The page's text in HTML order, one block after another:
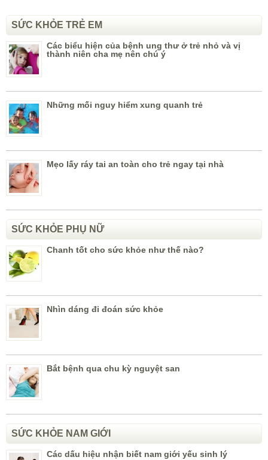
SỨC KHỎE TRẺ EM
Các biểu hiện của bệnh ung thư ở trẻ nhỏ và vị
thành niên cha mẹ nên chú ý
Những mối nguy hiểm xung quanh trẻ
Mẹo lấy ráy tai an toàn cho trẻ ngay tại nhà
SỨC KHỎE PHỤ NỮ
Chanh tốt cho sức khỏe như thế nào?
Nhìn dáng đi đoán sức khỏe
Bắt bệnh qua chu kỳ nguyệt san
SỨC KHỎE NAM GIỚI
Các dấu hiệu nhận biết nam giới yếu sinh lý